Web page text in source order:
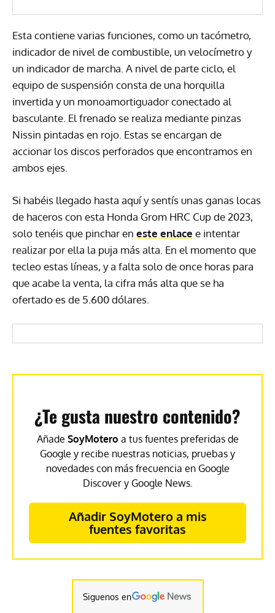
Esta contiene varias funciones, como un tacómetro,
indicador de nivel de combustible, un velocímetro y
un indicador de marcha. A nivel de parte ciclo, el
equipo de suspensión consta de una horquilla
invertida y un monoamortiguador conectado al
basculante. El frenado se realiza mediante pinzas
Nissin pintadas en rojo. Estas se encargan de
accionar los discos perforados que encontramos en
ambos ejes.
Si habéis llegado hasta aquí y sentís unas ganas locas
de haceros con esta Honda Grom HRC Cup de 2023,
solo tenéis que pinchar en este enlace e intentar
realizar por ella la puja más alta. En el momento que
tecleo estas líneas, y a falta solo de once horas para
que acabe la venta, la cifra más alta que se ha
ofertado es de 5.600 dólares.
¿Te gusta nuestro contenido?
Añade SoyMotero a tus fuentes preferidas de
Google y recibe nuestras noticias, pruebas y
novedades con más frecuencia en Google
Discover y Google News.
Añadir SoyMotero a mis
fuentes favoritas
Siguenos en